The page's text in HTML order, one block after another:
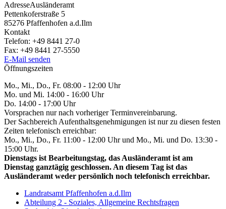
AdresseAusländeramt
Pettenkoferstraße 5
85276 Pfaffenhofen a.d.Ilm
Kontakt
Telefon: +49 8441 27-0
Fax: +49 8441 27-5550
E-Mail senden
Öffnungszeiten
Mo., Mi., Do., Fr. 08:00 - 12:00 Uhr
Mo. und Mi. 14:00 - 16:00 Uhr
Do. 14:00 - 17:00 Uhr
Vorsprachen nur nach vorheriger Terminvereinbarung.
Der Sachbereich Aufenthaltsgenehmigungen ist nur zu diesen festen
Zeiten telefonisch erreichbar:
Mo., Mi., Do., Fr. 11:00 - 12:00 Uhr und Mo., Mi. und Do. 13:30 -
15:00 Uhr.
Dienstags ist Bearbeitungstag, das Ausländeramt ist am
Dienstag ganztägig geschlossen. An diesem Tag ist das
Ausländeramt weder persönlich noch telefonisch erreichbar.
Landratsamt Pfaffenhofen a.d.Ilm
Abteilung 2 - Soziales, Allgemeine Rechtsfragen